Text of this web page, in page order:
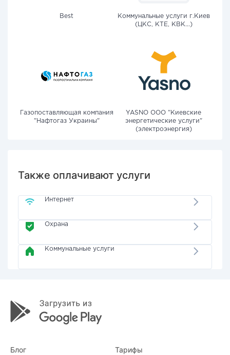
Best
Коммунальные услуги г.Киев
(ЦКС, КТЕ, КВК...)
Газопоставляющая компания
"Нафтогаз Украины"
YASNO OOO "Киевские
энергетические услуги"
(электроэнергия)
Также оплачивают услуги
Интернет
Охрана
Коммунальные услуги
Блог Тарифы